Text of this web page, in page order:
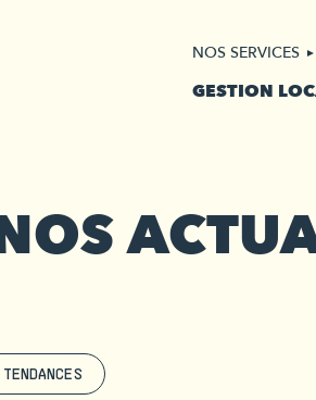
NOS SERVICES
GESTION
TENDANCES